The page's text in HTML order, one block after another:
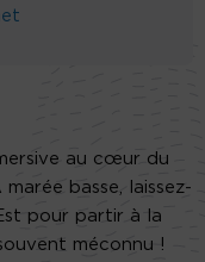
au cœur du
basse, laissez-
pour partir à la
méconnu !